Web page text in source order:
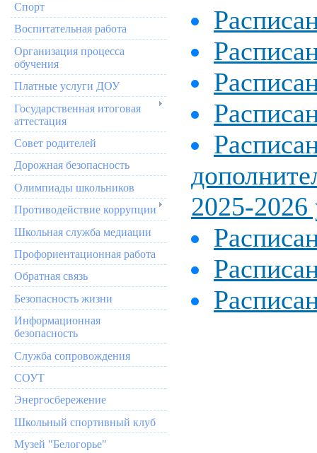
Спорт
Воспитательная работа
Организация процесса
обучения
Платные услуги ДОУ
Государственная итоговая
аттестация
Совет родителей
Дорожная безопасность
Олимпиады школьников
Противодействие коррупции
Школьная служба медиации
Профориентационная работа
Обратная связь
Безопасность жизни
Информационная
безопасность
Служба сопровождения
СОУТ
Энергосбережение
Школьный спортивный клуб
Музей "Белогорье"
2025-2026